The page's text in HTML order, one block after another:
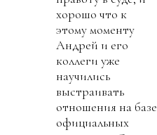
хорошо что к
этому моменту
Андрей и его
коллеги уже
научились
выстраивать
отношения на базе
официальных